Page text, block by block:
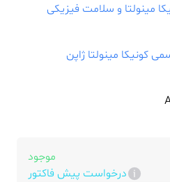
مینولتا و سلامت فیزیکی
کونیکا مینولتا ژاپن
موجود
درخواست پیش فاکتور